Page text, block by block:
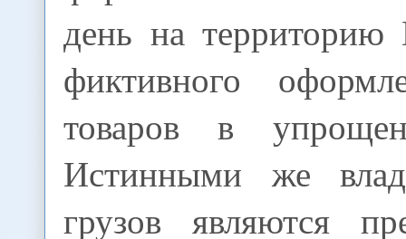
день на территорию
фиктивного
товаров в
Истинными же
грузов являются